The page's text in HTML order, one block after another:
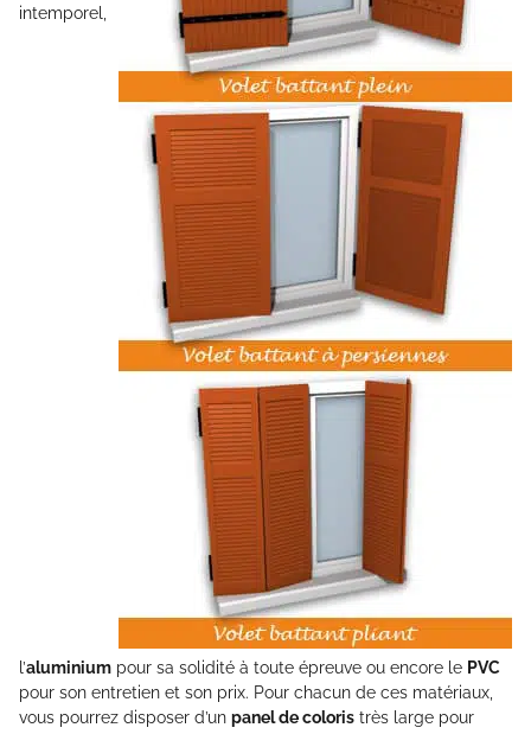
intemporel,
l’aluminium pour sa solidité à toute épreuve ou encore le PVC
pour son entretien et son prix. Pour chacun de ces matériaux,
vous pourrez disposer d’un panel de coloris très large pour